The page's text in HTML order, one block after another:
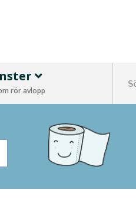
rör avlopp